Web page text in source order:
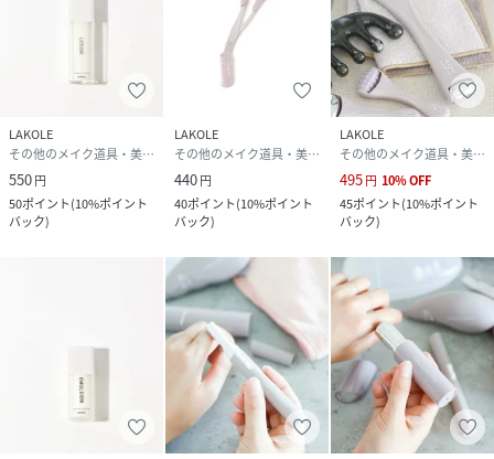
営業時間：9時～18時
LAKOLE
その他のメイク道具・美容器具
550円
50ポイント(10%ポイント
バック)
LAKOLE
その他のメイク道具・美容器具
440円
40ポイント(10%ポイント
バック)
LAKOLE
その他のメイク道具・美容器具
495円 10%OFF
45ポイント(10%ポイント
バック)